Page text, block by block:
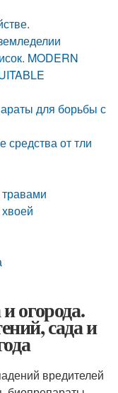
MODERN
для борьбы с
от тли
огорода.
сада и
вредителей